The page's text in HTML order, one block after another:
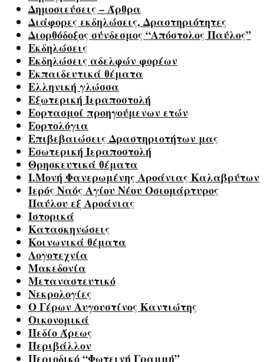
Δημοσιεύσεις – Άρθρα
Διάφορες εκδηλώσεις, Δραστηριότητες
Διορθόδοξος σύνδεσμος “Απόστολος Παύλος”
Εκδηλώσεις
Εκδηλώσεις αδελφών φορέων
Εκπαιδευτικά θέματα
Ελληνική γλώσσα
Εξωτερική Ιεραποστολή
Εορτασμοί προηγούμενων ετών
Εορτολόγια
Επιβεβαιώσεις Δραστηριοτήτων μας
Εσωτερική Ιεραποστολή
Θρησκευτικά θέματα
Ι.Μονή Φανερωμένης Αροάνιας Καλαβρύτων
Ιερός Ναός Αγίου Νέου Οσιομάρτυρος
Παύλου εξ Αροάνιας
Ιστορικά
Κατασκηνώσεις
Κοινωνικά θέματα
Λογοτεχνία
Μακεδονία
Μεταναστευτικό
Νεκρολογίες
Ο Γέρων Αυγουστίνος Καντιώτης
Οικονομικά
Πεδίο Άρεως
Περιβάλλον
Περιοδικό “Φωτεινή Γραμμή”